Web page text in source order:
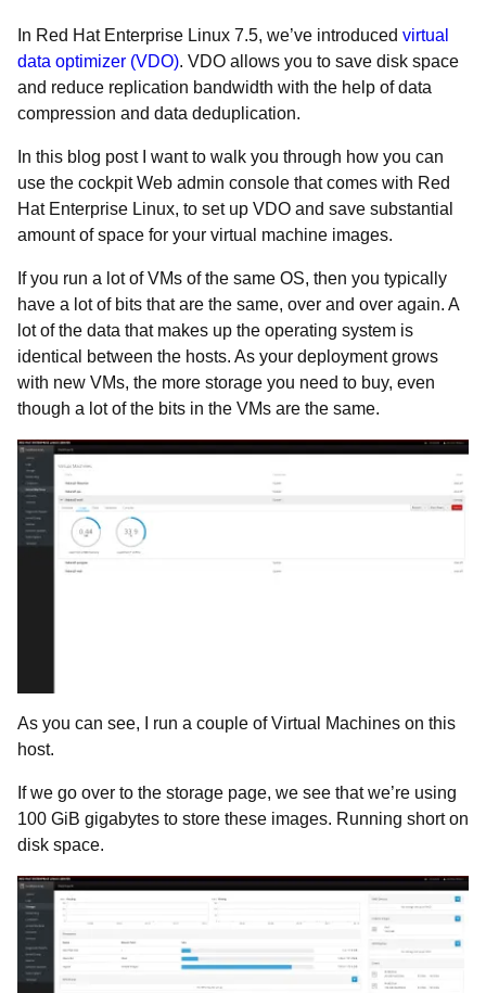
In Red Hat Enterprise Linux 7.5, we’ve introduced virtual
data optimizer (VDO). VDO allows you to save disk space
and reduce replication bandwidth with the help of data
compression and data deduplication.
In this blog post I want to walk you through how you can
use the cockpit Web admin console that comes with Red
Hat Enterprise Linux, to set up VDO and save substantial
amount of space for your virtual machine images.
If you run a lot of VMs of the same OS, then you typically
have a lot of bits that are the same, over and over again. A
lot of the data that makes up the operating system is
identical between the hosts. As your deployment grows
with new VMs, the more storage you need to buy, even
though a lot of the bits in the VMs are the same.
As you can see, I run a couple of Virtual Machines on this
host.
If we go over to the storage page, we see that we’re using
100 GiB gigabytes to store these images. Running short on
disk space.